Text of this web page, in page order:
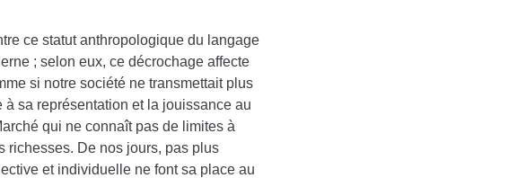
ce statut anthropologique du langage
; selon eux, ce décrochage affecte
si notre société ne transmettait plus
à sa représentation et la jouissance au
qui ne connaît pas de limites à
richesses. De nos jours, pas plus
et individuelle ne font sa place au